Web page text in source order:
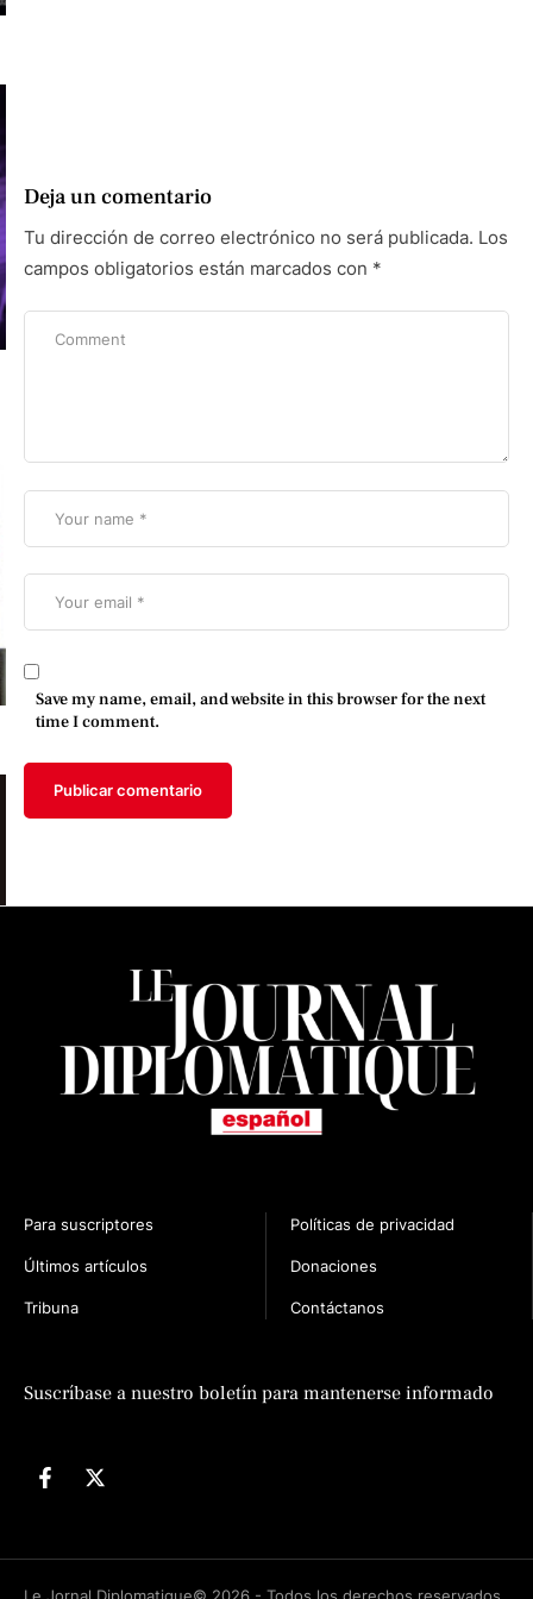
Deja un comentario
Tu dirección de correo electrónico no será publicada. Los
campos obligatorios están marcados con *
Save my name, email, and website in this browser for the next
time I comment.
Para suscriptores
Últimos artículos
Tribuna
Políticas de privacidad
Donaciones
Contáctanos
Suscríbase a nuestro boletín para mantenerse informado